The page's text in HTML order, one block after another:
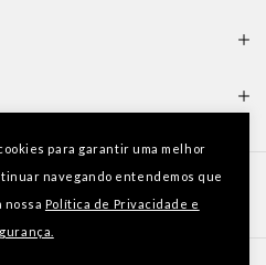
para garantir uma melhor
navegando entendemos que
nossa Política de Privacidade e